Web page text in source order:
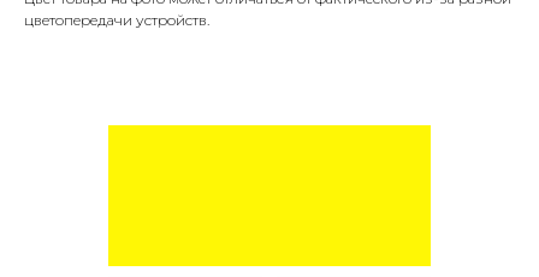
цветопередачи устройств.